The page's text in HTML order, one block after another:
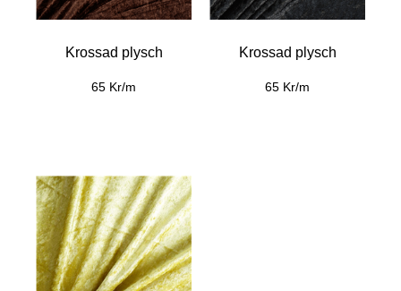
Krossad plysch
65 Kr/m
Krossad plysch
65 Kr/m